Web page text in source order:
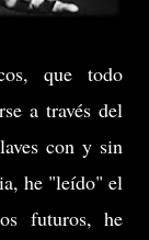
que todo
a través del
con y sin
he "leído" el
futuros, he